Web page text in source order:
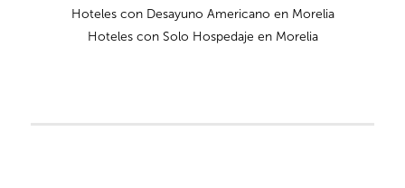
Hoteles con Desayuno Americano en Morelia
Hoteles con Solo Hospedaje en Morelia